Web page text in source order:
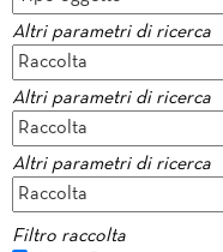
Altri parametri di ricerca
Altri parametri di ricerca
Altri parametri di ricerca
Filtro raccolta